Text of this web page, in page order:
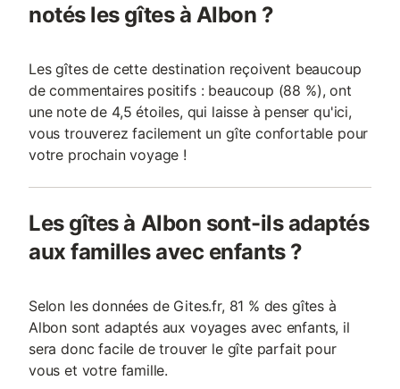
notés les gîtes à Albon ?
Les gîtes de cette destination reçoivent beaucoup
de commentaires positifs : beaucoup (88 %), ont
une note de 4,5 étoiles, qui laisse à penser qu'ici,
vous trouverez facilement un gîte confortable pour
votre prochain voyage !
Les gîtes à Albon sont-ils adaptés
aux familles avec enfants ?
Selon les données de Gites.fr, 81 % des gîtes à
Albon sont adaptés aux voyages avec enfants, il
sera donc facile de trouver le gîte parfait pour
vous et votre famille.